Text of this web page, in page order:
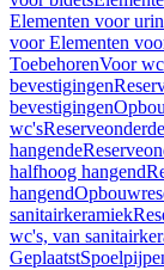
Elementen voor
voor Elementen
ToebehorenVoor
bevestigingen
bevestigingen
wc's
hangende
halfhoog hangend
hangend
sanitairkeramiek
wc's, van
Geplaatst